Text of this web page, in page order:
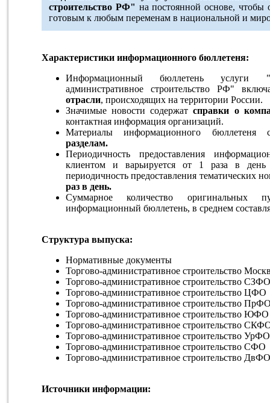
строительство РФ" на постоянной основе, чтобы
готовым к любым переменам в национальной и
Характеристики информационного бюллетеня:
Информационный бюллетень услуги
административное строительство РФ"
отрасли, происходящих на территории России.
Значимые новости содержатсправки о
контактная информация организаций.
Материалы информационного
разделам.
Периодичность предоставления
клиентом и варьируется от 1 раза в
периодичность предоставления тематических
раз в день.
Суммарное количество оригинальных
информационный бюллетень, в среднем
Структура выпуска:
Нормативные документы
Торгово-административное строительство
Торгово-административное строительство СЗФО
Торгово-административное строительство ЦФО
Торгово-административное строительство
Торгово-административное строительство
Торгово-административное строительство
Торгово-административное строительство УрФО
Торгово-административное строительство СФО
Торгово-административное строительство ДвФО
Источники информации: